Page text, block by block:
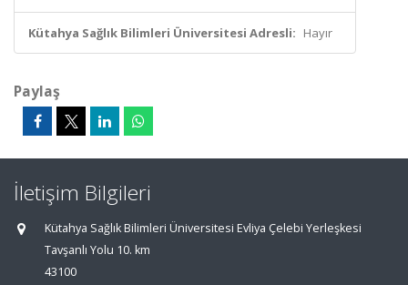
Kütahya Sağlık Bilimleri Üniversitesi Adresli: Hayır
Paylaş
İletişim Bilgileri
Kütahya Sağlık Bilimleri Üniversitesi Evliya Çelebi Yerleşkesi
Tavşanlı Yolu 10. km
43100